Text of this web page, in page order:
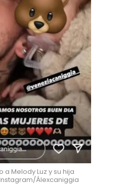
a Melody Luz y su hija
Álexcaniggia